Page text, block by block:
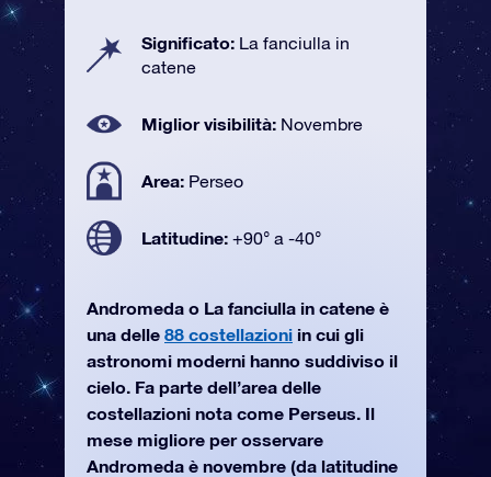
Significato: La fanciulla in
catene
Miglior visibilità: Novembre
Area: Perseo
Latitudine: +90° a -40°
Andromeda o La fanciulla in catene è
una delle 88 costellazioni in cui gli
astronomi moderni hanno suddiviso il
cielo. Fa parte dell’area delle
costellazioni nota come Perseus. Il
mese migliore per osservare
Andromeda è novembre (da latitudine